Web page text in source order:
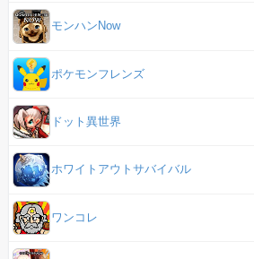
モンハンNow
ポケモンフレンズ
ドット異世界
ホワイトアウトサバイバル
ワンコレ